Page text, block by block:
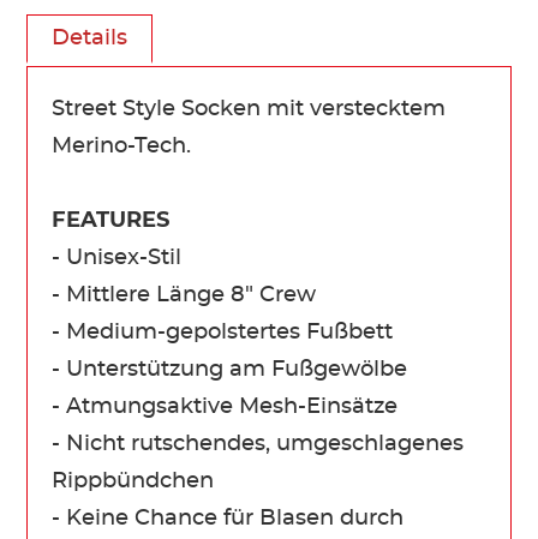
Details
Street Style Socken mit verstecktem
Merino-Tech.
FEATURES
- Unisex-Stil
- Mittlere Länge 8" Crew
- Medium-gepolstertes Fußbett
- Unterstützung am Fußgewölbe
- Atmungsaktive Mesh-Einsätze
- Nicht rutschendes, umgeschlagenes
Rippbündchen
- Keine Chance für Blasen durch